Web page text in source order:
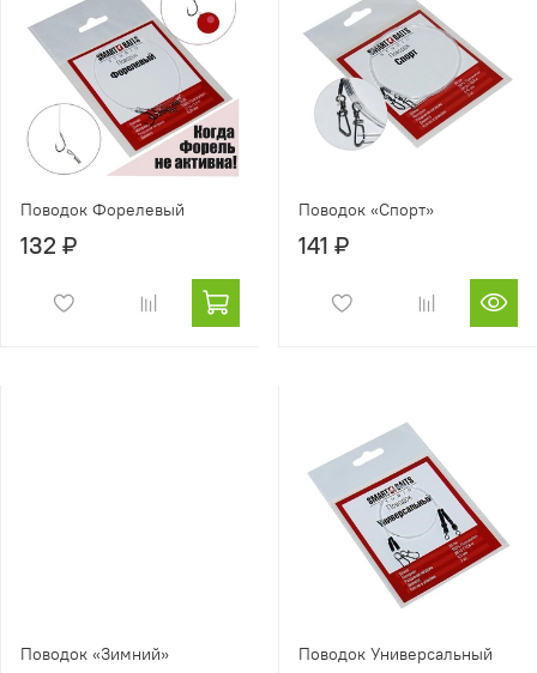
Поводок Форелевый
132 ₽
Поводок «Спорт»
141 ₽
Поводок «Зимний» Поводок Универсальный